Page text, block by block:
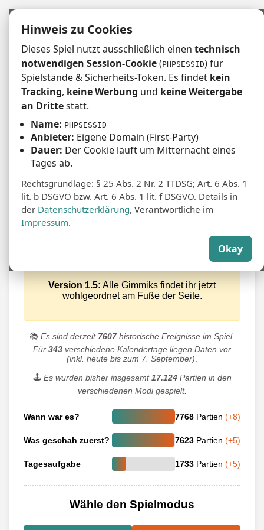
Hinweis zu Cookies
Dieses Spiel nutzt ausschließlich einen technisch
notwendigen Session-Cookie(PHPSESSID) für
Spielstände & Sicherheits-Token. Es findet kein
Tracking, keine Werbung und keine Weitergabe
an Drittestatt.
Name: PHPSESSID
Anbieter: Eigene Domain (First-Party)
Dauer: Der Cookie läuft um Mitternacht eines
Tages ab.
Rechtsgrundlage: § 25 Abs. 2 Nr. 2 TTDSG; Art. 6 Abs. 1
lit. b DSGVO bzw. Art. 6 Abs. 1 lit. f DSGVO. Details in
der Datenschutzerklärung, Verantwortliche im
Impressum.
Okay
Ein Jahreszahlenquiz
Version 1.6 vom 24.04.2026
Bitte heftet Korrekturen und Anmerkungen andas
News:
#wannwares feiert bald seinen ersten
Geburtstag, heftet Eure Featurewünsche an
Version 1.5: Alle Gimmiks findet ihr jetzt
wohlgeordnet am Fuße der Seite.
📚 Es sind derzeit 7607historische Ereignisse im Spiel.
Für 343 verschiedene Kalendertage liegen Daten vor
(inkl. heute bis zum 7. September)
🕹️ Es wurden bisher insgesamt17.124Partien in den
verschiedenen Modi gespielt.
Wann war es? 7768 Partien (+8)
Was geschah zuerst? 7623 Partien (+5)
Tagesaufgabe 1733 Partien (+5)
Wähle den Spielmodus